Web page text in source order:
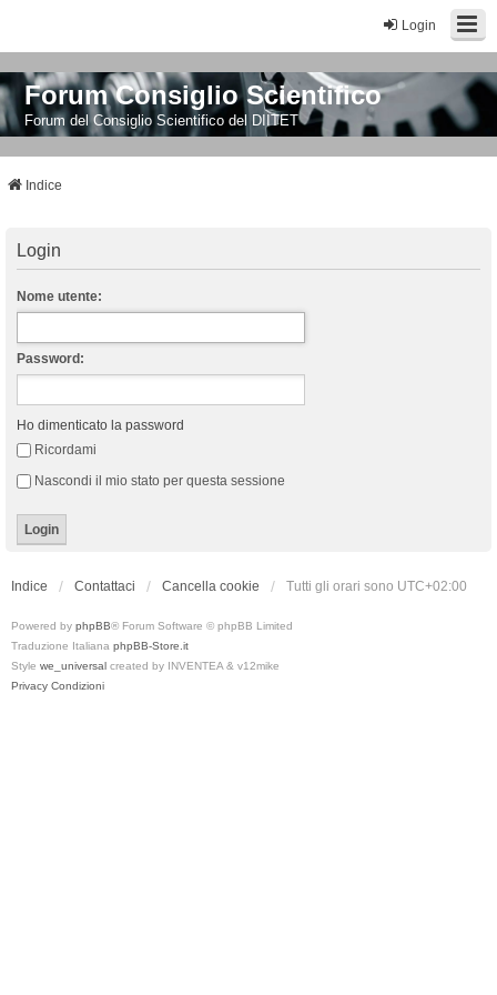
Login
Forum Consiglio Scientifico
Forum del Consiglio Scientifico del DIITET
Indice
Login
Nome utente:
Password:
Ho dimenticato la password
Ricordami
Nascondi il mio stato per questa sessione
Indice Contattaci Cancella cookie Tutti gli orari sono UTC+02:00
Powered by phpBB® Forum Software © phpBB Limited
Traduzione Italiana phpBB-Store.it
Style we_universal created by INVENTEA & v12mike
Privacy Condizioni